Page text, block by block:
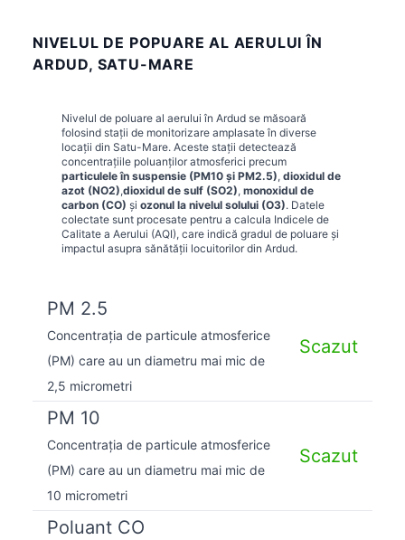
NIVELUL DE POPUARE AL AERULUI ÎN
ARDUD, SATU-MARE
Nivelul de poluare al aerului în Ardud se măsoară
folosind stații de monitorizare amplasate în diverse
locații din Satu-Mare. Aceste stații detectează
concentrațiile poluanților atmosferici precum
particulele în suspensie (PM10 și PM2.5), dioxidul de
azot (NO2),dioxidul de sulf (SO2), monoxidul de
carbon (CO) și ozonul la nivelul solului (O3). Datele
colectate sunt procesate pentru a calcula Indicele de
Calitate a Aerului (AQI), care indică gradul de poluare și
impactul asupra sănătății locuitorilor din Ardud.
PM 2.5
Concentrația de particule atmosferice
(PM) care au un diametru mai mic de
2,5 micrometri
Scazut
PM 10
Concentrația de particule atmosferice
(PM) care au un diametru mai mic de
10 micrometri
Scazut
Poluant CO